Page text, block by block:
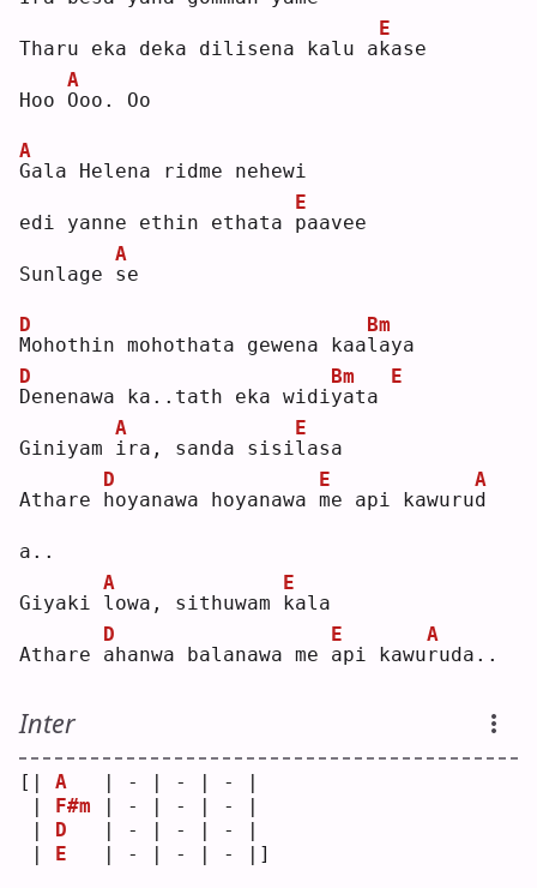
Tharu eka deka dilisena kalu ak
E
ase
Hoo O
A
oo. Oo
G
A
ala Helena ridme nehewi
edi yanne ethin ethata p
E
aavee
Sunlage s
A
e
M
D
ohothin mohothata gewena kaal
Bm
aya
D
D
enenawa ka..tath eka widi y
Bm
ata
E
Giniyam i
A
ra, sanda sisi l
E
asa
Athare h
D
oyanawa hoyanawa m
E
e api kawurud
A
a..
Giyaki l
A
owa, sithuwam k
E
ala
Athare a
D
hanwa balanawa me a
E
pi kawur
A
uda..
Inter
[| A
   | - | - | - |
| F#m | - | - | - |
| D
   | - | - | - |
| E
   | - | - | - |]